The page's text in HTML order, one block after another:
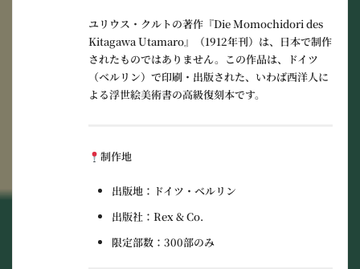
ユリウス・クルトの著作『Die Momochidori des
Kitagawa Utamaro』（1912年刊）は、 日本で制作
されたものではありません。この作品は、
ドイツ
（ベルリン）で印刷・出版された、いわば西洋人に
よる浮世絵美術書の高級復刻本です。
制作地
出版地 ：ドイツ・ベルリン
出版社 ：Rex & Co.
限定部数 ：300部のみ